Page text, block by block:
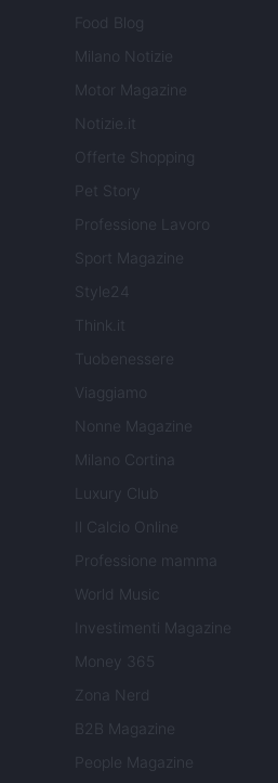
Food Blog
Milano Notizie
Motor Magazine
Notizie.it
Offerte Shopping
Pet Story
Professione Lavoro
Sport Magazine
Style24
Think.it
Tuobenessere
Viaggiamo
Nonne Magazine
Milano Cortina
Luxury Club
Il Calcio Online
Professione mamma
World Music
Investimenti Magazine
Money 365
Zona Nerd
B2B Magazine
People Magazine